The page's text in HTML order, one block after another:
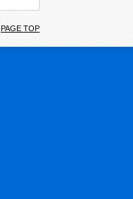
PAGE TOP